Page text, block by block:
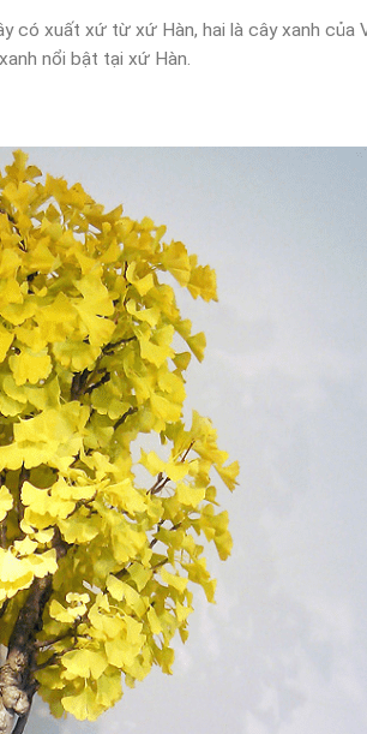
có xuất xứ từ xứ Hàn, hai là cây xanh của
nổi bật tại xứ Hàn.